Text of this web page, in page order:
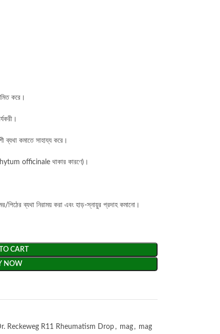
করে।
ব্যথা কমাতে সাহায্য করে।
officinale থাকার কারণে)।
ব্যথা নিরাময় করা এবং হাড়-স্নায়ুর প্রদাহ কমানো।
CART
NOW
Reckeweg R11 Rheumatism Drop , mag , mag